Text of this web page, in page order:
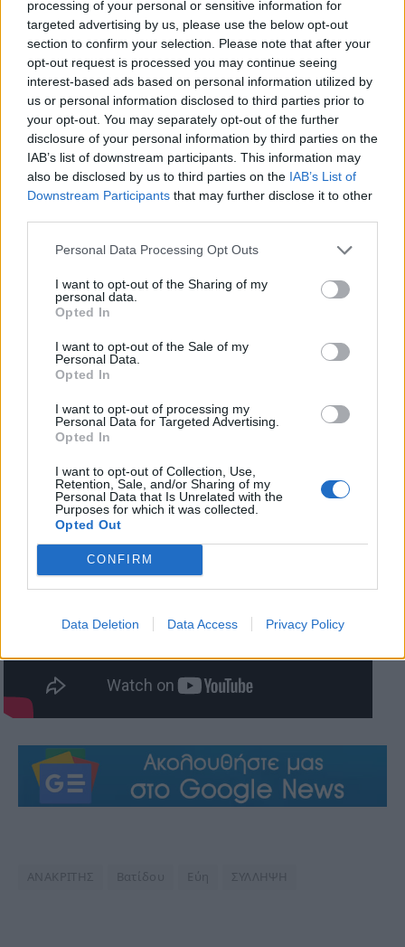
processing of your personal or sensitive information for
targeted advertising by us, please use the below opt-out
section to confirm your selection. Please note that after your
opt-out request is processed you may continue seeing
interest-based ads based on personal information utilized by
us or personal information disclosed to third parties prior to
your opt-out. You may separately opt-out of the further
disclosure of your personal information by third parties on the
IAB’s list of downstream participants. This information may
also be disclosed by us to third parties on the IAB’s List of
Downstream Participants that may further disclose it to other
Personal Data Processing Opt Outs
I want to opt-out of the Sharing of my
personal data.
Opted In
I want to opt-out of the Sale of my
Personal Data.
Opted In
I want to opt-out of processing my
Personal Data for Targeted Advertising.
Opted In
I want to opt-out of Collection, Use,
Retention, Sale, and/or Sharing of my
Personal Data that Is Unrelated with the
Purposes for which it was collected.
Opted Out
CONFIRM
Data Deletion Data Access Privacy Policy
οδήγησε πάνω στα κατσάβραχα του Υμηττού.
ΑΝΑΚΡΙΤΗΣ Βατίδου Εύη ΣΥΛΛΗΨΗ